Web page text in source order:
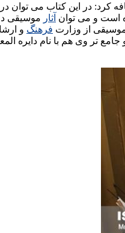
کرد: در این کتاب می توان
است و می توان آثار موسیقی
فرهنگ
و جامع تر وی هم با نام